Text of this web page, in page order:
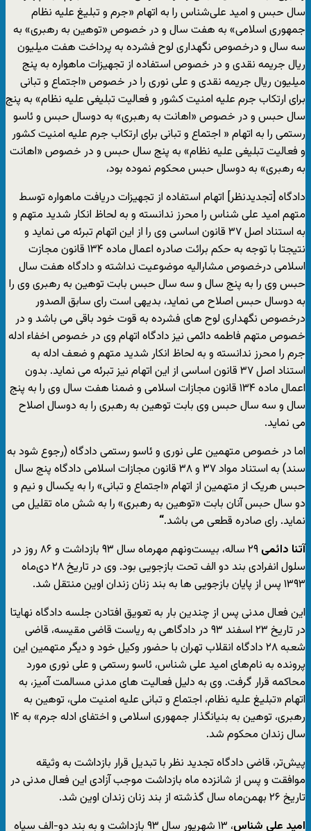
سال حبس و امید علی‌شناس را به اتهام «جرم و تبلیغ علیه نظام
جمهوری اسلامی» به هفت سال و در خصوص «توهین به رهبری» به
سه سال و درخصوص نگهداری لوح فشرده به پرداخت هفت میلیون
ریال جریمه نقدی و در خصوص استفاده از تجهیزات ماهواره به پنج
میلیون ریال جریمه نقدی و علی نوری را در خصوص «اجتماع و تبانی
برای ارتکاب جرم علیه امنیت کشور و فعالیت تبلیغی علیه نظام» به پنج
سال حبس و در خصوص «اهانت به رهبری» به دوسال حبس و ئاسو
رستمی را به اتهام « اجتماع و تبانی برای ارتکاب جرم علیه امنیت کشور
و فعالیت تبلیغی علیه نظام» به پنج سال حبس و در خصوص «اهانت
به رهبری» به دوسال حبس محکوم نموده بود،
دادگاه [تجدیدنظر] اتهام استفاده از تجهیزات دریافت ماهواره توسط
متهم امید علی شناس را محرز ندانسته و به لحاظ انکار شدید متهم و
به استناد اصل ۳۷ قانون اساسی وی را از این اتهام تبرئه می نماید و
نتیجتا با توجه به حکم برائت صادره اعمال ماده ۱۳۴ قانون مجازت
اسلامی درخصوص مشارالیه موضوعیت نداشته و دادگاه هفت سال
حبس وی را به پنج سال و سه سال حبس بابت توهین به رهبری وی را
به دوسال حبس اصلاح می نماید، بدیهی است رای سابق الصدور
درخصوص نگهداری لوح های فشرده به قوت خود باقی می باشد و در
خصوص متهم فاطمه دائمی نیز دادگاه اتهام وی در خصوص اخفاء ادله
جرم را محرز ندانسته و به لحاظ انکار شدید متهم و ضعف ادله به
استناد اصل ۳۷ قانون اساسی از این اتهام نیز تبرئه می نماید. بدون
اعمال ماده ۱۳۴ قانون مجازات اسلامی و ضمنا هفت سال وی را به پنج
سال و سه سال حبس وی بابت توهین به رهبری را به دوسال اصلاح
می نماید.
اما در خصوص متهمین علی نوری و ئاسو رستمی دادگاه (رجوع شود به
سند) به استناد مواد ۳۷ و ۳۸ قانون مجازات اسلامی دادگاه پنج سال
حبس هریک از متهمین از اتهام «اجتماع و تبانی» را به یکسال و نیم و
دو سال حبس آنان بابت «توهین به رهبری» را به شش ماه تقلیل می
نماید. رای صادره قطعی می باشد.“
آتنا دائمی
۲۹ ساله، بیست‌و‌نهم مهرماه سال ۹۳ بازداشت و ۸۶ روز در
سلول انفرادی بند دو الف تحت بازجویی بود. وی در تاریخ ۲۸ دی‌ماه
۱۳۹۳ پس از پایان بازجویی ها به بند زنان زندان اوین منتقل شد.
این فعال مدنی پس از چندین بار به تعویق افتادن جلسه دادگاه نهایتا
در تاریخ ٢٣ اسفند ٩٣ در دادگاهی به ریاست قاضی مقیسه، قاضی
شعبه ۲۸ دادگاه انقلاب تهران با حضور وکیل خود و دیگر متهمین این
پرونده به نام‌های امید علی شناس، ئاسو رستمی و علی نوری مورد
محاکمه قرار گرفت. وی به دلیل فعالیت های مدنی مسالمت آمیز، به
اتهام «تبلیغ علیه نظام، اجتماع و تبانی علیه امنیت ملی، توهین به
رهبری، توهین به بنیانگذار جمهوری اسلامی و اختفای ادله جرم» به ۱۴
سال زندان محکوم شد.
پیش‌تر، قاضی دادگاه تجدید نظر با تبدیل قرار بازداشت به وثیقه
موافقت و پس از شانزده ماه بازداشت موجب آزادی این فعال مدنی در
تاریخ ۲۶ بهمن‌ماه سال گذشته از بند زنان زندان اوین شد.
امید على شناس
، ١٣ شهریور سال ۹۳ بازداشت و به بند دو-الف سپاه